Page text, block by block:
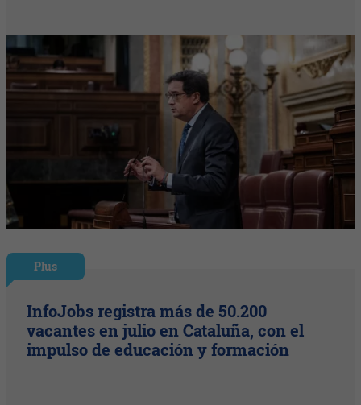
Plus
InfoJobs registra más de 50.200
vacantes en julio en Cataluña, con el
impulso de educación y formación